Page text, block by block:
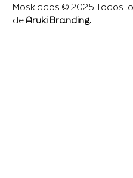
Moskiddos © 2025 Todos
de Aruki Branding.